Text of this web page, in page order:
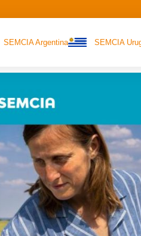
SEMCIA Argentina SEMCIA